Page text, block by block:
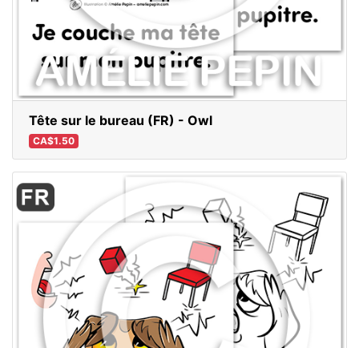
Tête sur le bureau (FR) - Owl
CA$1.50